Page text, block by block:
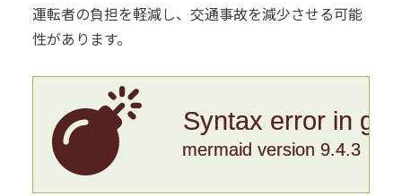
運転者の負担を軽減し、交通事故を減少させる可能
性があります。
Syntax error in
mermaid version 9.4.3